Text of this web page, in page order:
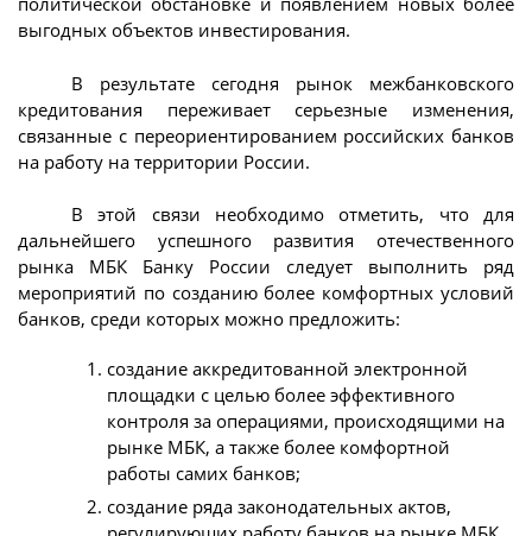
выгодных объектов инвестирования.
В результате сегодня рынок межбанковского
кредитования переживает серьезные изменения,
связанные с переориентированием российских банков
на работу на территории России.
В этой связи необходимо отметить, что для
дальнейшего успешного развития отечественного
рынка МБК Банку России следует выполнить ряд
мероприятий по созданию более комфортных условий
банков, среди которых можно предложить:
создание аккредитованной электронной
площадки с целью более эффективного
контроля за операциями, происходящими на
рынке МБК, а также более комфортной
работы самих банков;
создание ряда законодательных актов,